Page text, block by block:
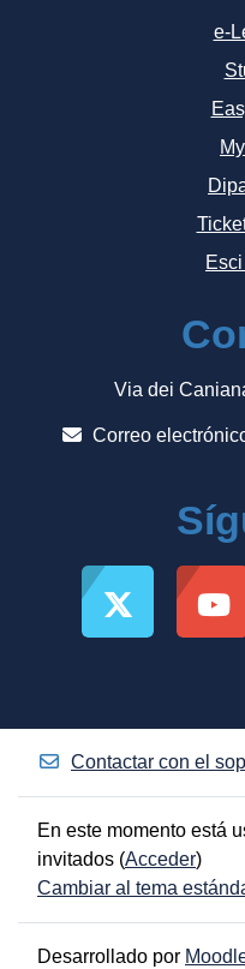
e-
Via dei
Correo
Contactar con el
En este momento está
invitados (Acceder)
Cambiar al tema
Desarrollado por